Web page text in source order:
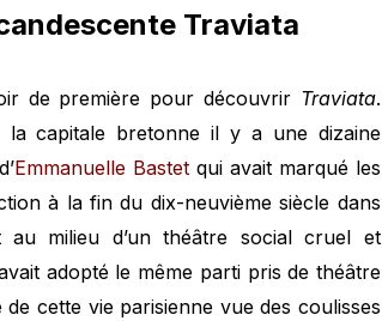
Traviata
de première pour découvrir Traviata.
la capitale bretonne il y a une dizaine
Emmanuelle Bastetqui avait marqué les
à la fin du dix-neuvième siècle dans
milieu d’un théâtre social cruel et
adopté le même parti pris de théâtre
cette vie parisienne vue des coulisses